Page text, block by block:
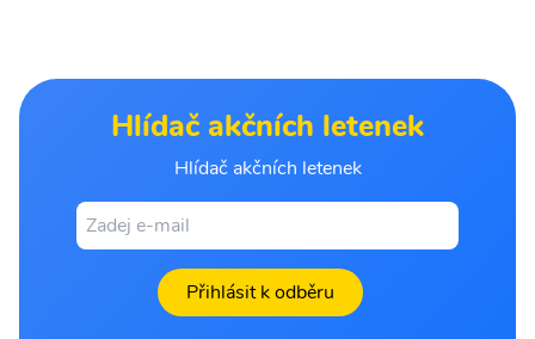
Hlídač akčních letenek
Hlídač akčních letenek
Přihlásit k odběru